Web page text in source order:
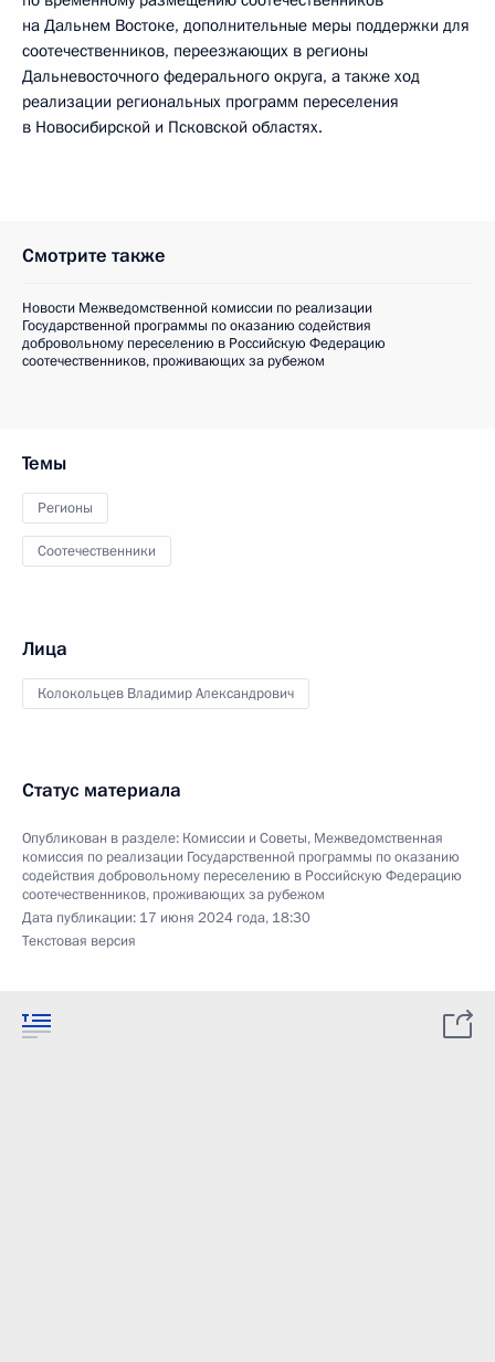
на Дальнем Востоке, дополнительные меры поддержки для
соотечественников, переезжающих в регионы
Дальневосточного федерального округа, а также ход
реализации региональных программ переселения
в Новосибирской и Псковской областях.
Смотрите также
Новости Межведомственной комиссии по реализации
Государственной программы по оказанию содействия
добровольному переселению в Российскую Федерацию
соотечественников, проживающих за рубежом
Темы
Регионы
Соотечественники
Лица
Колокольцев Владимир Александрович
Статус материала
Опубликован в разделе: Комиссии и Советы, Межведомственная
комиссия по реализации Государственной программы по оказанию
содействия добровольному переселению в Российскую Федерацию
соотечественников, проживающих за рубежом
Дата публикации: 17 июня 2024 года, 18:30
Текстовая версия